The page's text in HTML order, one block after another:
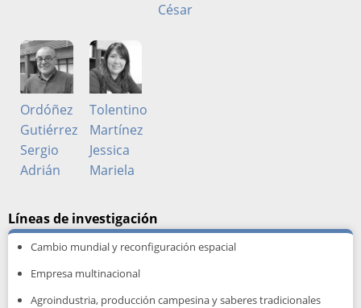
César
Ordóñez
Gutiérrez
Sergio
Adrián
Tolentino
Martínez
Jessica
Mariela
Líneas de investigación
Cambio mundial y reconfiguración espacial
Empresa multinacional
Agroindustria, producción campesina y saberes tradicionales